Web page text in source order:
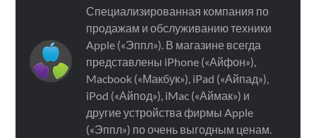
Специализированная компания по
продажам и обслуживанию техники
Apple («Эппл»). В магазине всегда
представлены iPhone («Айфон»),
Macbook («Макбук»), iPad («Айпад»),
iPod («Айпод»), iMac («Аймак») и
другие устройства фирмы Apple
(«Эппл») по очень выгодным ценам.